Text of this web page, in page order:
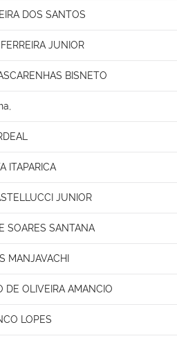
DOS SANTOS
JUNIOR
BISNETO
ITAPARICA
JUNIOR
SOARES SANTANA
MANJAVACHI
DE OLIVEIRA AMANCIO
LOPES